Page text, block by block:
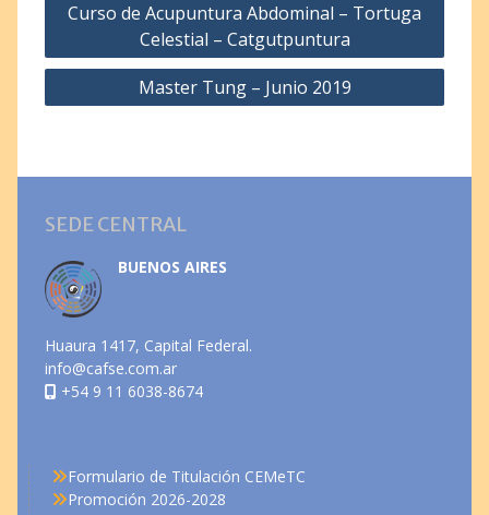
Curso de Acupuntura Abdominal – Tortuga
Celestial – Catgutpuntura
Master Tung – Junio 2019
SEDE CENTRAL
BUENOS AIRES
Huaura 1417, Capital Federal.
info@cafse.com.ar
+54 9 11 6038-8674
Formulario de Titulación CEMeTC
Promoción 2026-2028